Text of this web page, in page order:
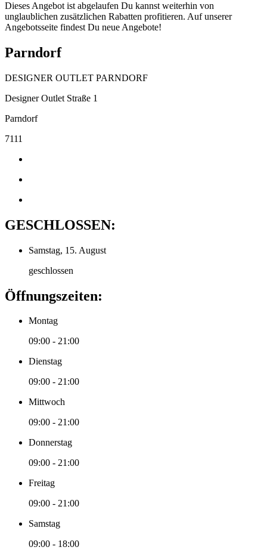
Dieses Angebot ist abgelaufen Du kannst weiterhin von
unglaublichen zusätzlichen Rabatten profitieren. Auf unserer
Angebotsseite findest Du neue Angebote!
Parndorf
DESIGNER OUTLET PARNDORF
Designer Outlet Straße 1
Parndorf
7111
GESCHLOSSEN:
Samstag, 15. August
geschlossen
Öffnungszeiten:
Montag
09:00 - 21:00
Dienstag
09:00 - 21:00
Mittwoch
09:00 - 21:00
Donnerstag
09:00 - 21:00
Freitag
09:00 - 21:00
Samstag
09:00 - 18:00